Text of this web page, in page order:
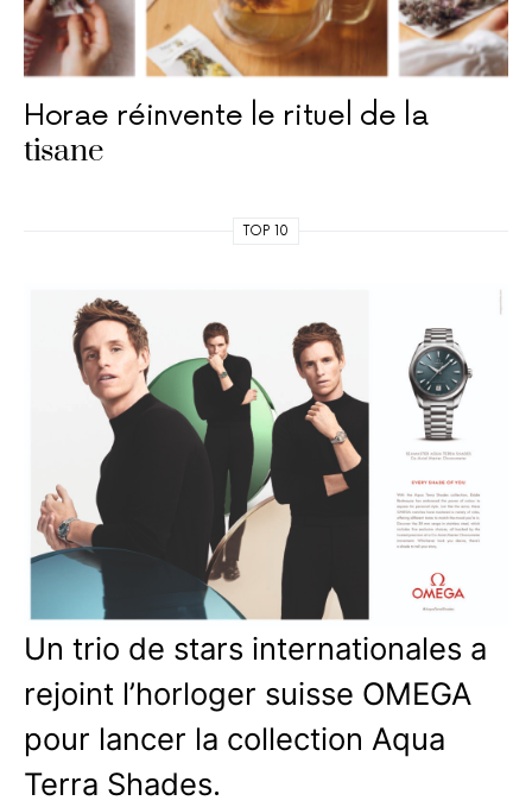
Horae réinvente le rituel de la
tisane
TOP 10
Un trio de stars internationales a
rejoint l’horloger suisse OMEGA
pour lancer la collection Aqua
Terra Shades.